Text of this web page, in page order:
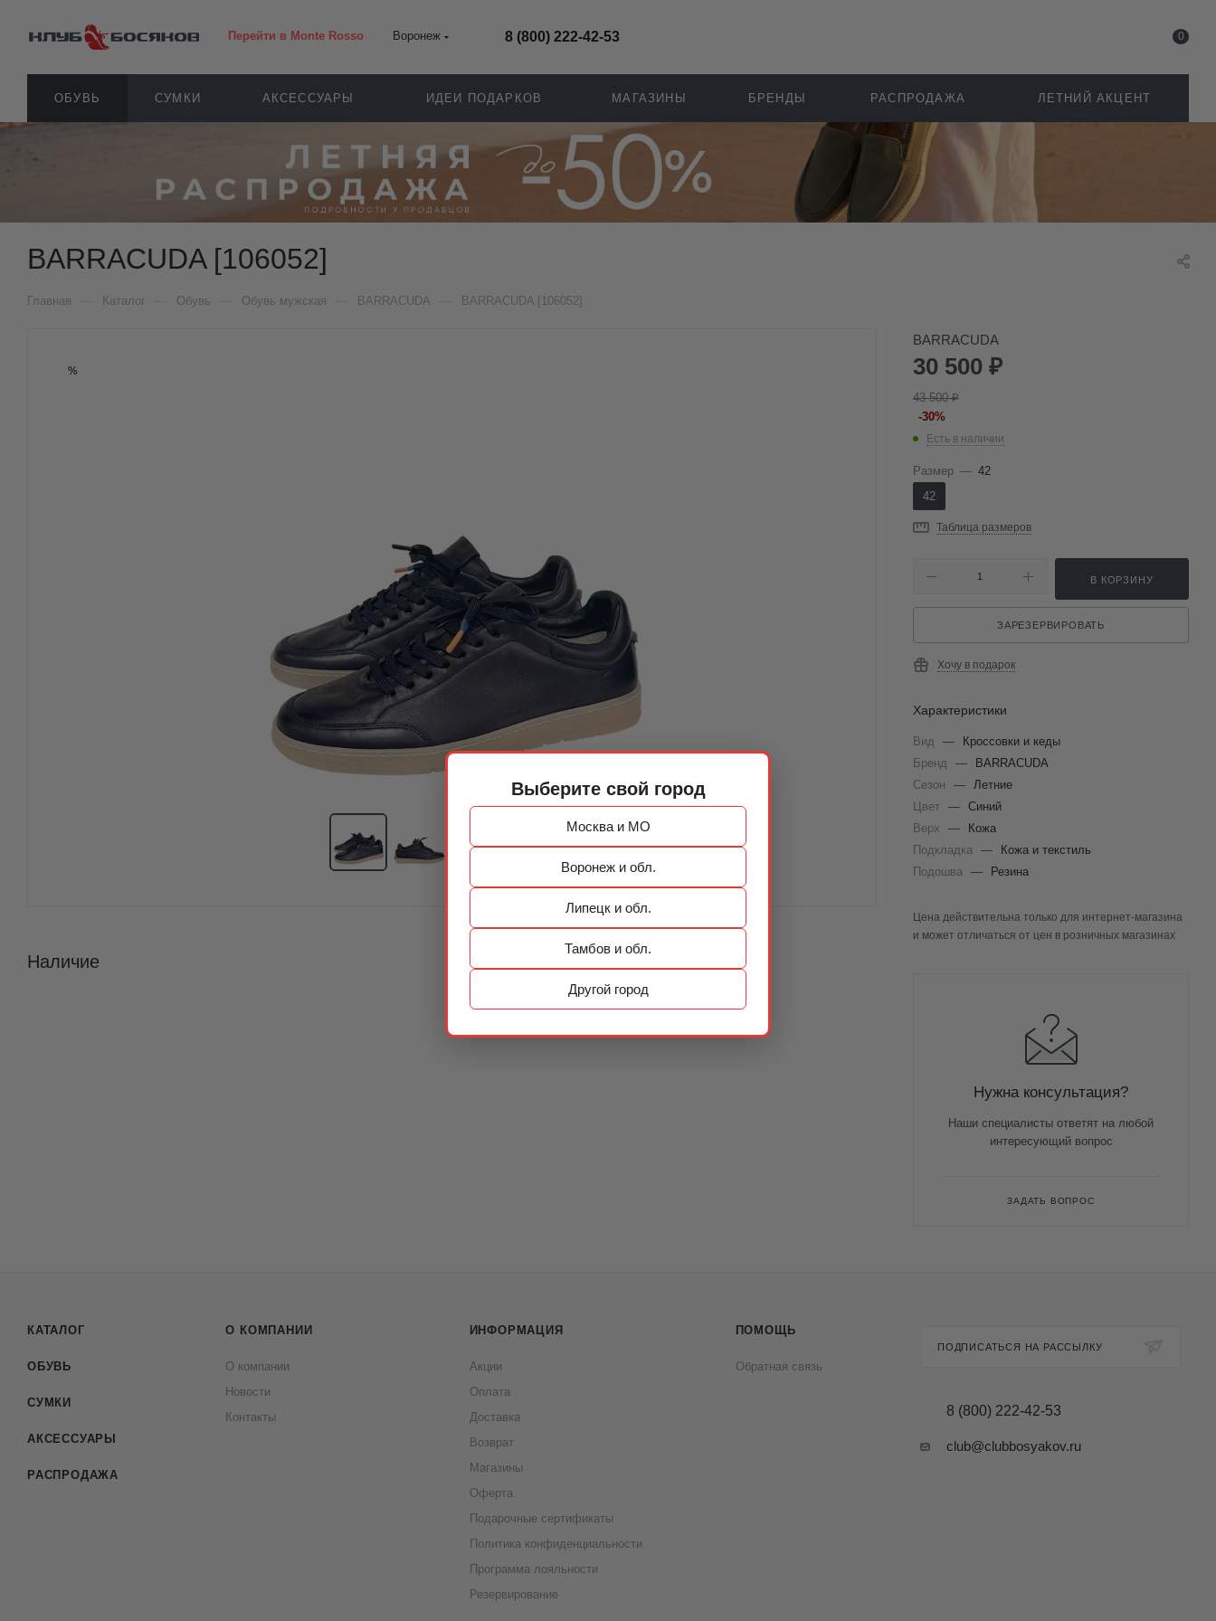
Выберите свой город
Москва и МО
Воронеж и обл.
Липецк и обл.
Тамбов и обл.
Другой город
Перейти в Monte Rosso Воронеж 8 (800) 222-42-53 0
ОБУВЬ СУМКИ АКСЕССУАРЫ ИДЕИ ПОДАРКОВ МАГАЗИНЫ БРЕНДЫ РАСПРОДАЖА ЛЕТНИЙ АКЦЕНТ
BARRACUDA [106052]
Главная Каталог Обувь Обувь мужская BARRACUDA BARRACUDA [106052]
%
Наличие
BARRACUDA
30 500 ₽
43 500₽
-30%
Есть в наличии
Размер — 42
42
Таблица размеров
В КОРЗИНУ
ЗАРЕЗЕРВИРОВАТЬ
Хочу в подарок
Характеристики
Вид —
Кроссовки и кеды
Бренд
—
BARRACUDA
Сезон
— Летние
Цвет — Синий
Верх
—
Кожа
Подкладка —
Кожа и текстиль
Подошва — Резина
Цена действительна только для интернет-магазина
и может отличаться от цен в розничных магазинах
Нужна консультация?
Наши специалисты ответят на любой
интересующий вопрос
ЗАДАТЬ ВОПРОС
КАТАЛОГ
ОБУВЬ
СУМКИ
АКСЕССУАРЫ
РАСПРОДАЖА
О КОМПАНИИ
О компании
Новости
Контакты
ИНФОРМАЦИЯ
Акции
Оплата
Доставка
Возврат
Магазины
Оферта
Подарочные сертификаты
Политика конфиденциальности
Программа лояльности
Резервирование
ПОМОЩЬ
Обратная связь
ПОДПИСАТЬСЯ НА РАССЫЛКУ
8 (800) 222-42-53
club@clubbosyakov.ru